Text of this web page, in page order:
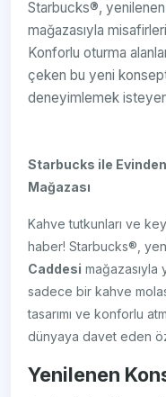
Starbucks®,
mağazasıyla
Konforlu oturma
çeken bu yeni
deneyimlemek
Starbucks ile
Mağazası
Kahve tutkunları ve
haber! Starbucks®,
Caddesi
sadece bir kahve
tasarımı ve konforlu
dünyaya davet eden
Yenilenen